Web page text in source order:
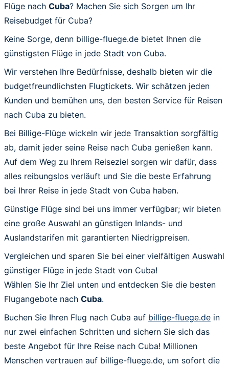
Flüge nach Cuba? Machen Sie sich Sorgen um Ihr
Reisebudget für Cuba?
Keine Sorge, denn billige-fluege.de bietet Ihnen die
günstigsten Flüge in jede Stadt von Cuba.
Wir verstehen Ihre Bedürfnisse, deshalb bieten wir die
budgetfreundlichsten Flugtickets. Wir schätzen jeden
Kunden und bemühen uns, den besten Service für Reisen
nach Cuba zu bieten.
Bei Billige-Flüge wickeln wir jede Transaktion sorgfältig
ab, damit jeder seine Reise nach Cuba genießen kann.
Auf dem Weg zu Ihrem Reiseziel sorgen wir dafür, dass
alles reibungslos verläuft und Sie die beste Erfahrung
bei Ihrer Reise in jede Stadt von Cuba haben.
Günstige Flüge sind bei uns immer verfügbar; wir bieten
eine große Auswahl an günstigen Inlands- und
Auslandstarifen mit garantierten Niedrigpreisen.
Vergleichen und sparen Sie bei einer vielfältigen Auswahl
günstiger Flüge in jede Stadt von Cuba!
Wählen Sie Ihr Ziel unten und entdecken Sie die besten
Flugangebote nach Cuba.
Buchen Sie Ihren Flug nach Cuba auf billige-fluege.de in
nur zwei einfachen Schritten und sichern Sie sich das
beste Angebot für Ihre Reise nach Cuba! Millionen
Menschen vertrauen auf billige-fluege.de, um sofort die